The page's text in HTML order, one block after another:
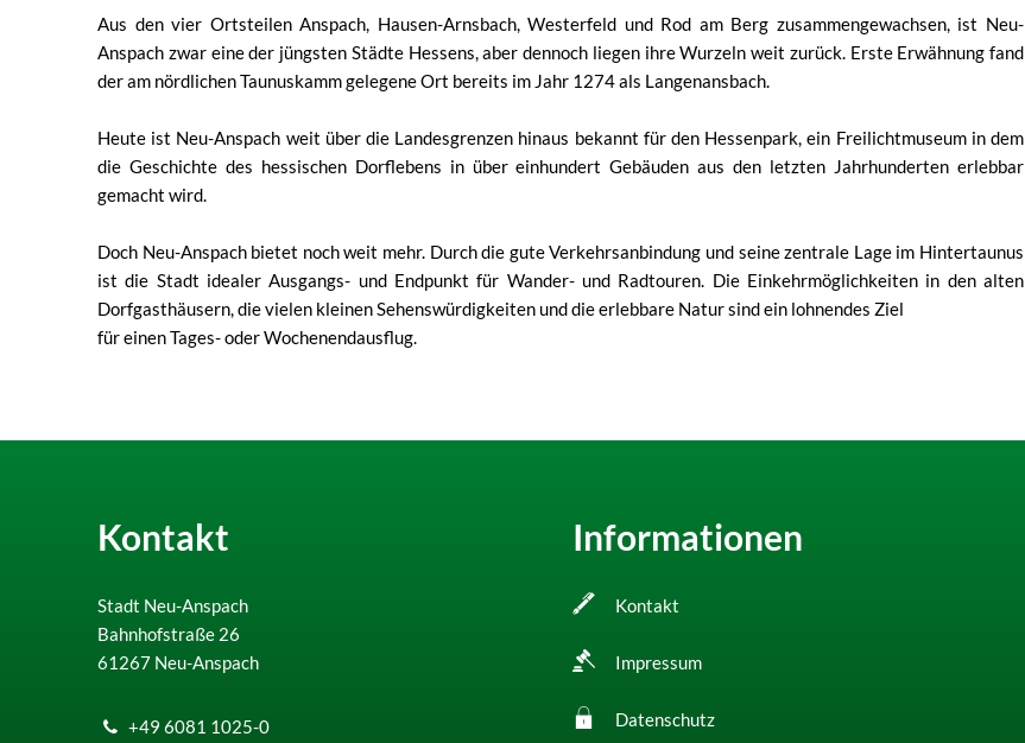
Aus den vier Ortsteilen Anspach, Hausen-Arnsbach, Westerfeld und Rod am Berg zusammengewachsen, ist Neu-
Anspach zwar eine der jüngsten Städte Hessens, aber dennoch liegen ihre Wurzeln weit zurück. Erste Erwähnung fand
der am nördlichen Taunuskamm gelegene Ort bereits im Jahr 1274 als Langenansbach.
Heute ist Neu-Anspach weit über die Landesgrenzen hinaus bekannt für den Hessenpark, ein Freilichtmuseum in dem
die Geschichte des hessischen Dorflebens in über einhundert Gebäuden aus den letzten Jahrhunderten erlebbar
gemacht wird.
Doch Neu-Anspach bietet noch weit mehr. Durch die gute Verkehrsanbindung und seine zentrale Lage im Hintertaunus
ist die Stadt idealer Ausgangs- und Endpunkt für Wander- und Radtouren. Die Einkehrmöglichkeiten in den alten
Dorfgasthäusern, die vielen kleinen Sehenswürdigkeiten und die erlebbare Natur sind ein lohnendes Ziel
für einen Tages- oder Wochenendausflug.
Kontakt
Stadt Neu-Anspach
Bahnhofstraße 26
61267 Neu-Anspach
+49 6081 1025-0
Informationen
Kontakt
Impressum
Datenschutz